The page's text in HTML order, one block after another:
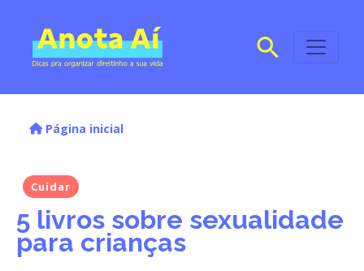
Página inicial
Cuidar
5 livros sobre sexualidade
para crianças